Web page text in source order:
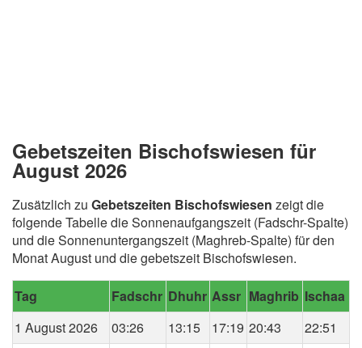
Gebetszeiten Bischofswiesen für
August 2026
Zusätzlich zu Gebetszeiten Bischofswiesen zeigt die
folgende Tabelle die Sonnenaufgangszeit (Fadschr-Spalte)
und die Sonnenuntergangszeit (Maghreb-Spalte) für den
Monat August und die gebetszeit Bischofswiesen.
Tag Fadschr Dhuhr Assr Maghrib Ischaa
1 August 2026
03:26 13:15 17:19 20:43
22:51